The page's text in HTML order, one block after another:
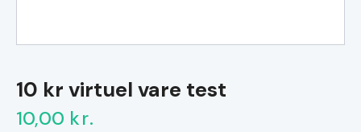
10 kr virtuel vare test
10,00 kr.